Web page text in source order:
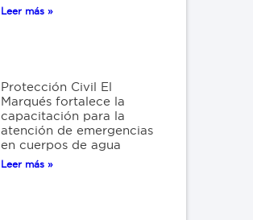
Leer más »
Protección Civil El
Marqués fortalece la
capacitación para la
atención de emergencias
en cuerpos de agua
Leer más »